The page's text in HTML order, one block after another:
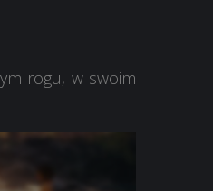
rogu, w swoim